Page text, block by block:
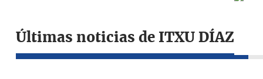
Últimas noticias de ITXU DÍAZ